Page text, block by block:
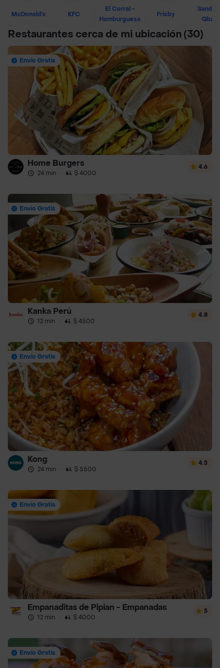
McDonald's KFC
El Corral -
Hamburguesa
Frisby
Restaurantes cerca de mi ubicación (30)
Envío Gratis
Home Burgers
24 min · $ 4000
4.6
Envío Gratis
Kanka Perú
12 min · $ 4500
4.8
Envío Gratis
Kong
24 min · $ 5500
4.5
Envío Gratis
Empanaditas de Pipian - Empanadas
12 min · $ 4000
5
Envío Gratis